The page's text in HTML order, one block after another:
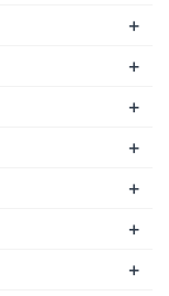
+
+
+
+
+
+
+